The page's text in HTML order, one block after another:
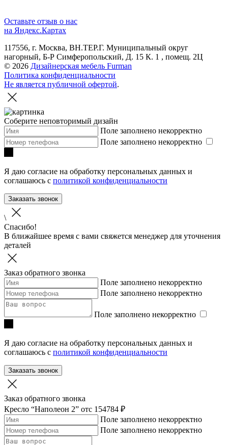
Оставьте отзыв о нас
на Яндекс.Картах
117556, г. Москва, ВН.ТЕР.Г. Муниципальный округ
нагорный, Б-Р Симферопольский, Д. 15 К. 1 , помещ. 2Ц
© 2026 Дизайнерская мебель Furman
Политика конфиденциальности
Не является публичной офертой.
Соберите неповторимый дизайн
Поле заполнено некорректно
Поле заполнено некорректно
Я даю согласие на обработку персональных данных и
соглашаюсь с политикой конфиденциальности
Заказать звонок
\
Спасибо!
В ближайшее время с вами свяжется менеджер для уточнения
деталей
Заказ обратного звонка
Поле заполнено некорректно
Поле заполнено некорректно
Поле заполнено некорректно
Я даю согласие на обработку персональных данных и
соглашаюсь с политикой конфиденциальности
Заказать звонок
Заказ обратного звонка
Кресло “Наполеон 2” отc 154784 ₽
Поле заполнено некорректно
Поле заполнено некорректно